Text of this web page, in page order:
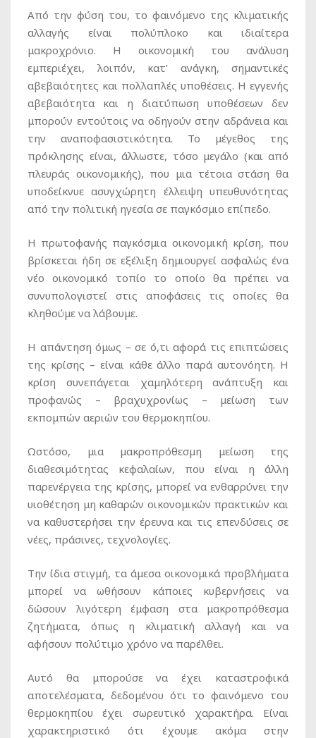
Από την φύση του, το φαινόμενο της κλιματικής
αλλαγής είναι πολύπλοκο και ιδιαίτερα
μακροχρόνιο. Η οικονομική του ανάλυση
εμπεριέχει, λοιπόν, κατ’ ανάγκη, σημαντικές
αβεβαιότητες και πολλαπλές υποθέσεις. Η εγγενής
αβεβαιότητα και η διατύπωση υποθέσεων δεν
μπορούν εντούτοις να οδηγούν στην αδράνεια και
την αναποφασιστικότητα. Το μέγεθος της
πρόκλησης είναι, άλλωστε, τόσο μεγάλο (και από
πλευράς οικονομικής), που μια τέτοια στάση θα
υποδείκνυε ασυγχώρητη έλλειψη υπευθυνότητας
από την πολιτική ηγεσία σε παγκόσμιο επίπεδο.
Η πρωτοφανής παγκόσμια οικονομική κρίση, που
βρίσκεται ήδη σε εξέλιξη δημιουργεί ασφαλώς ένα
νέο οικονομικό τοπίο το οποίο θα πρέπει να
συνυπολογιστεί στις αποφάσεις τις οποίες θα
κληθούμε να λάβουμε.
Η απάντηση όμως – σε ό,τι αφορά τις επιπτώσεις
της κρίσης – είναι κάθε άλλο παρά αυτονόητη. Η
κρίση συνεπάγεται χαμηλότερη ανάπτυξη και
προφανώς – βραχυχρονίως – μείωση των
εκπομπών αεριών του θερμοκηπίου.
Ωστόσο, μια μακροπρόθεσμη μείωση της
διαθεσιμότητας κεφαλαίων, που είναι η άλλη
παρενέργεια της κρίσης, μπορεί να ενθαρρύνει την
υιοθέτηση μη καθαρών οικονομικών πρακτικών και
να καθυστερήσει την έρευνα και τις επενδύσεις σε
νέες, πράσινες, τεχνολογίες.
Την ίδια στιγμή, τα άμεσα οικονομικά προβλήματα
μπορεί να ωθήσουν κάποιες κυβερνήσεις να
δώσουν λιγότερη έμφαση στα μακροπρόθεσμα
ζητήματα, όπως η κλιματική αλλαγή και να
αφήσουν πολύτιμο χρόνο να παρέλθει.
Αυτό θα μπορούσε να έχει καταστροφικά
αποτελέσματα, δεδομένου ότι το φαινόμενο του
θερμοκηπίου έχει σωρευτικό χαρακτήρα. Είναι
χαρακτηριστικό ότι έχουμε ακόμα στην